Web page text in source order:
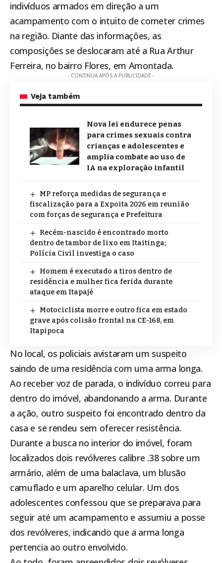
indivíduos armados em direção a um
acampamento com o intuito de cometer crimes
na região. Diante das informações, as
composições se deslocaram até a Rua Arthur
Ferreira, no bairro Flores, em Amontada.
- CONTINUA APÓS A PUBLICIDADE -
Veja também
Nova lei endurece penas
para crimes sexuais contra
crianças e adolescentes e
amplia combate ao uso de
IA na exploração infantil
MP reforça medidas de segurança e
fiscalização para a Expoita 2026 em reunião
com forças de segurança e Prefeitura
Recém-nascido é encontrado morto
dentro de tambor de lixo em Itaitinga;
Polícia Civil investiga o caso
Homem é executado a tiros dentro de
residência e mulher fica ferida durante
ataque em Itapajé
Motociclista morre e outro fica em estado
grave após colisão frontal na CE-168, em
Itapipoca
No local, os policiais avistaram um suspeito
saindo de uma residência com uma arma longa.
Ao receber voz de parada, o indivíduo correu para
dentro do imóvel, abandonando a arma. Durante
a ação, outro suspeito foi encontrado dentro da
casa e se rendeu sem oferecer resistência.
Durante a busca no interior do imóvel, foram
localizados dois revólveres calibre .38 sobre um
armário, além de uma balaclava, um blusão
camuflado e um aparelho celular. Um dos
adolescentes confessou que se preparava para
seguir até um acampamento e assumiu a posse
dos revólveres, indicando que a arma longa
pertencia ao outro envolvido.